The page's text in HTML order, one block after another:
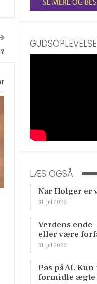
LÆS OGSÅ
Når Holger er
31. jul 2026
Verdens ende
eller være
31. jul 2026
Pas på AI.
formidle